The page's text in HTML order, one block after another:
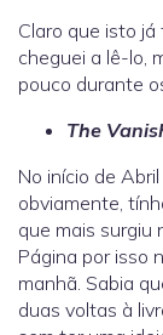
Claro que isto
cheguei a lê-lo,
pouco durante
The
No início de
obviamente,
que mais surgiu
Página por isso
manhã. Sabia
duas voltas à